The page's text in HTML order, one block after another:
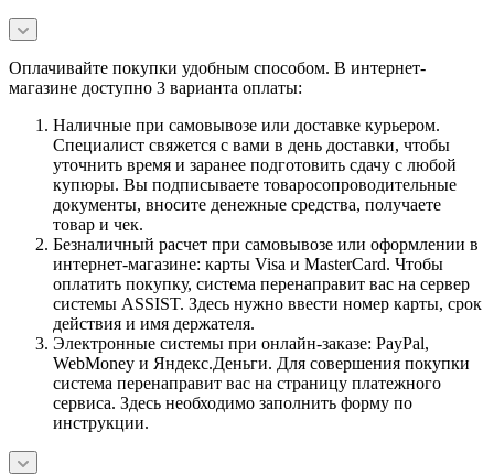
Оплачивайте покупки удобным способом. В интернет-
магазине доступно 3 варианта оплаты:
Наличные при самовывозе или доставке курьером.
Специалист свяжется с вами в день доставки, чтобы
уточнить время и заранее подготовить сдачу с любой
купюры. Вы подписываете товаросопроводительные
документы, вносите денежные средства, получаете
товар и чек.
Безналичный расчет при самовывозе или оформлении в
интернет-магазине: карты Visa и MasterCard. Чтобы
оплатить покупку, система перенаправит вас на сервер
системы ASSIST. Здесь нужно ввести номер карты, срок
действия и имя держателя.
Электронные системы при онлайн-заказе: PayPal,
WebMoney и Яндекс.Деньги. Для совершения покупки
система перенаправит вас на страницу платежного
сервиса. Здесь необходимо заполнить форму по
инструкции.